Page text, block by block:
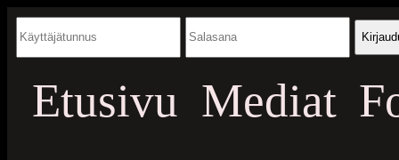
Etusivu Mediat